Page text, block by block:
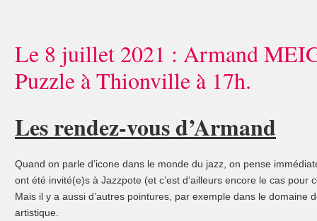
Le 8 juillet 2021 : Armand
Puzzle à Thionville à 17h.
Les rendez-vous d’Armand
Quand on parle d’icone dans le monde du jazz, on pense
ont été invité(e)s à Jazzpote (et c’est d’ailleurs encore le cas pour
Mais il y a aussi d’autres pointures, par exemple dans le domaine
artistique.